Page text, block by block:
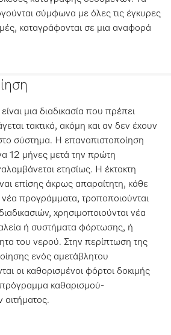
σύμφωνα με όλες τις έγκυρες
καταγράφονται σε μια αναφορά
μια διαδικασία που πρέπει
τακτικά, ακόμη και αν δεν έχουν
σύστημα. Η επαναπιστοποίηση
12 μήνες μετά την πρώτη
ετησίως. Η έκτακτη
επίσης άκρως απαραίτητη, κάθε
προγράμματα, τροποποιούνται
χρησιμοποιούνται νέα
ή συστήματα φόρτωσης, ή
του νερού. Στην περίπτωση της
ενός αμετάβλητου
οι καθορισμένοι φόρτοι δοκιμής
καθαρισμού-
αιτήματος.